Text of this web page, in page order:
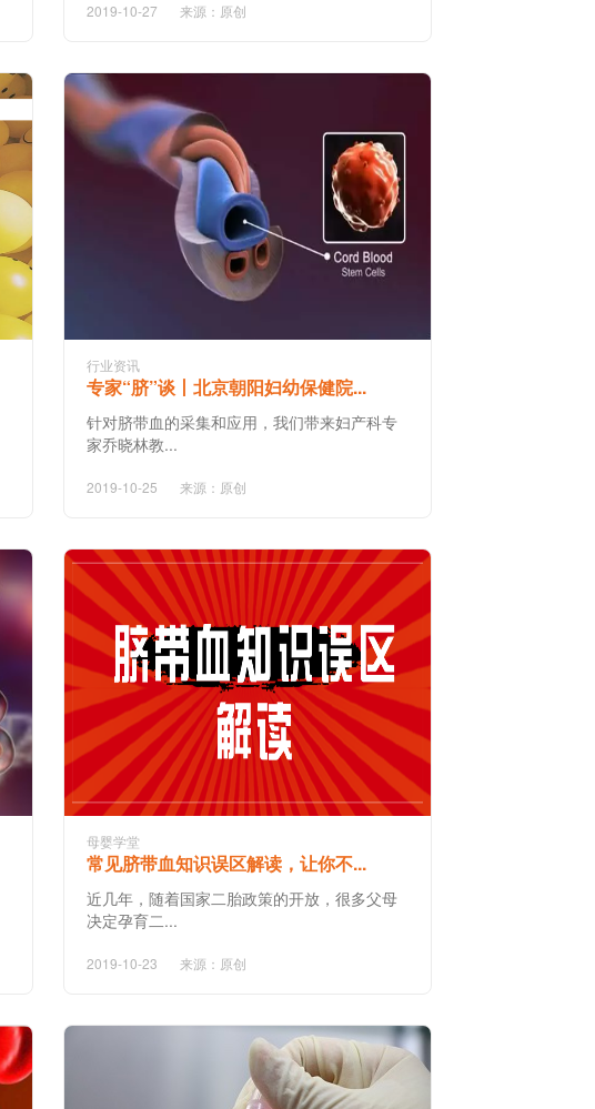
2019-10-27 来源：原创
行业资讯
专家“脐”谈丨北京朝阳妇幼保健院...
针对脐带血的采集和应用，我们带来妇产科专
家乔晓林教...
2019-10-25 来源：原创
母婴学堂
常见脐带血知识误区解读，让你不...
近几年，随着国家二胎政策的开放，很多父母
决定孕育二...
2019-10-23 来源：原创